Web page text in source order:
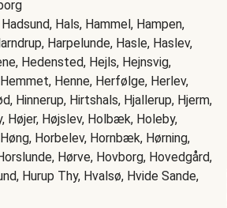
Hals, Hammel, Hampen,
Harpelunde, Hasle, Haslev,
Hedensted, Hejls, Hejnsvig,
Henne, Herfølge, Herlev,
Hinnerup, Hirtshals, Hjallerup, Hjerm,
Højer, Højslev, Holbæk, Holeby,
Horbelev, Hornbæk, Hørning,
Hørve, Hovborg, Hovedgård,
Hurup Thy, Hvalsø, Hvide Sande,